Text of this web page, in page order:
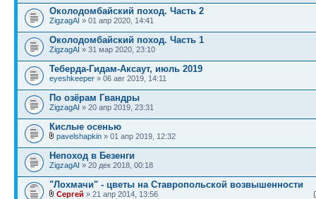
Околодомбайский поход. Часть 2
ZigzagAI » 01 апр 2020, 14:41
Околодомбайский поход. Часть 1
ZigzagAI » 31 мар 2020, 23:10
Теберда-Гидам-Аксаут, июль 2019
eyeshkeeper » 06 авг 2019, 14:11
По озёрам Гвандры
ZigzagAI » 20 апр 2019, 23:31
Кислые осенью
pavelshapkin » 01 апр 2019, 12:32
Непоход в Безенги
ZigzagAI » 20 дек 2018, 00:18
"Лохмачи" - цветы на Ставропольской возвышенности
Сергей » 21 апр 2014, 13:56